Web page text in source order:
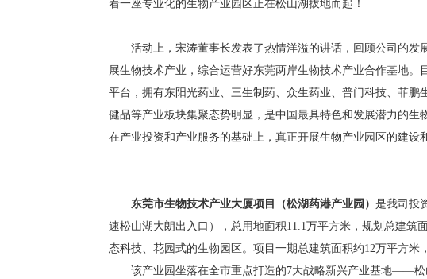
着一座专业化的生物产业园区正在松山湖拔地而起！
活动上，宋涛董事长发表了热情洋溢的讲话，回顾公司的发
展生物技术产业，综合运营好东莞两岸生物技术产业合作基地
平台，拥有东阳光药业、三生制药、众生药业、普门科技、菲
健品等产业板块集聚态势明显，是中国最具特色和发展潜力的生
在产业投资和产业服务的基础上，真正开展生物产业园区的建设
东莞市生物技术产业大厦项目（松湖药港产业园） 是我司投
速松山湖大朗出入口），总用地面积11.1万平方米，规划总建
态科技、花园式的生物园区。项目一期总建筑面积约12万平方米
该产业园坐落在全市重点打造的7大战略新兴产业基地——松